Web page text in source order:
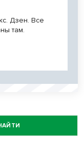
Дзен. Все
там.